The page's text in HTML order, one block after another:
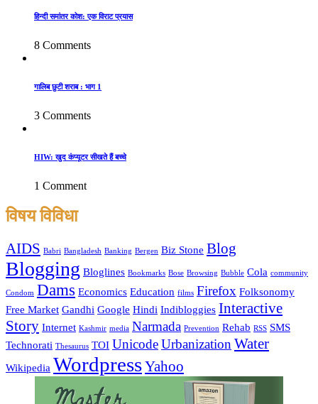
हिन्दी समांतर कोश: एक विराट प्रयास
8 Comments
गालिब छुटी शराब : भाग 1
3 Comments
HIW: खुद कंप्यूटर सीखते हैं बच्चे
1 Comment
विषय विविधा
AIDS Babri Bangladesh Banking Bergen Biz Stone Blog
Blogging Bloglines Bookmarks Bose Browsing Bubble Cola community
Condom Dams Economics Education films Firefox Folksonomy
Free Market Gandhi Google Hindi Indibloggies Interactive
Story Internet Kashmir media Narmada Prevention Rehab RSS SMS
Technorati Thesaurus TOI UnicodeUrbanization Water
Wikipedia WordpressYahoo